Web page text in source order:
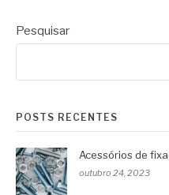
Pesquisar
POSTS RECENTES
Acessórios de
outubro 24, 2023